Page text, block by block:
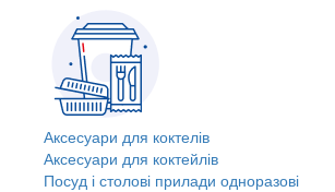
Аксесуари для коктелів
Аксесуари для коктейлів
Посуд і столові прилади одноразові